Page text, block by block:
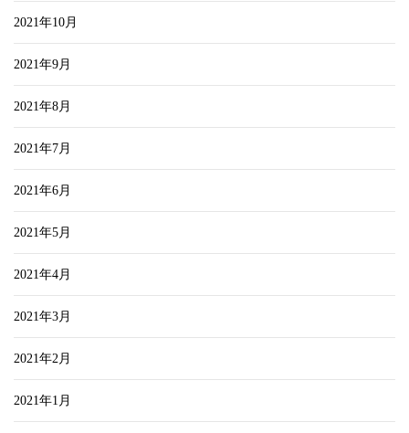
2021年10月
2021年9月
2021年8月
2021年7月
2021年6月
2021年5月
2021年4月
2021年3月
2021年2月
2021年1月